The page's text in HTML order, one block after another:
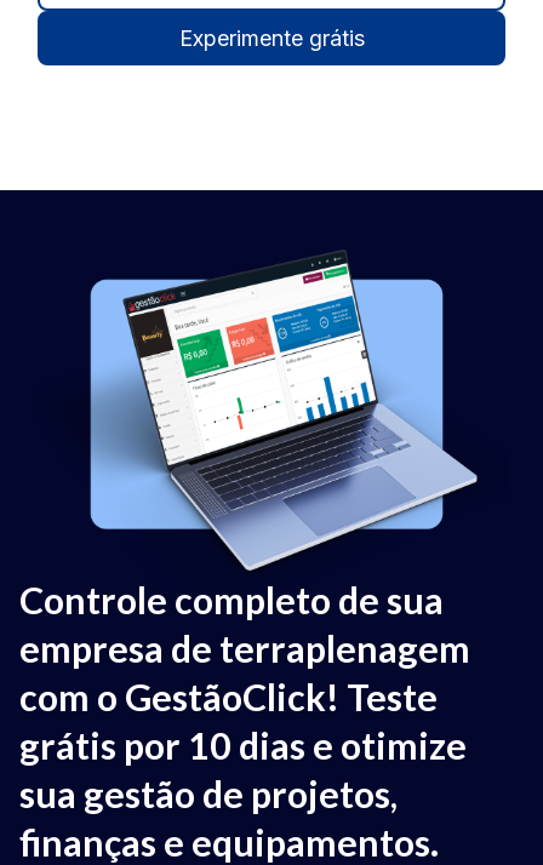
Experimente grátis
Controle completo de sua
empresa de terraplenagem
com o GestãoClick! Teste
grátis por 10 dias e otimize
sua gestão de projetos,
finanças e equipamentos.